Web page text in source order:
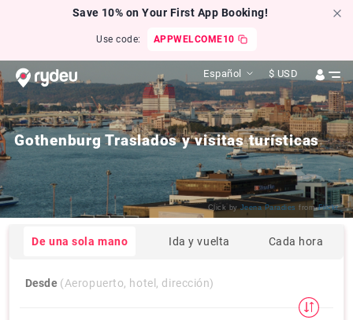
Save 10% on Your First App Booking!
Use code: APPWELCOME10
Español $ USD
Gothenburg Traslados y visitas turísticas
Click byJeena Paradies fromFlickr
De una sola mano Ida y vuelta Cada hora
Desde (Aeropuerto, hotel, dirección)